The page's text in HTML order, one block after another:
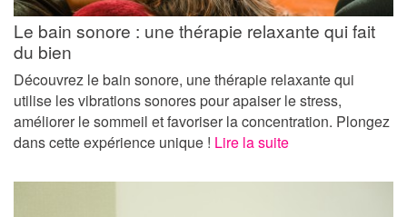
Le bain sonore : une thérapie relaxante qui fait
du bien
Découvrez le bain sonore, une thérapie relaxante qui
utilise les vibrations sonores pour apaiser le stress,
améliorer le sommeil et favoriser la concentration. Plongez
dans cette expérience unique ! Lire la suite